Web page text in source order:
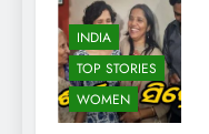
INDIA
TOP STORIES
WOMEN